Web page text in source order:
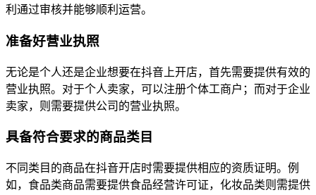
利通过审核并能够顺利运营。
准备好营业执照
无论是个人还是企业想要在抖音上开店，首先需要提供有效的
营业执照。对于个人卖家，可以注册个体工商户；而对于企业
卖家，则需要提供公司的营业执照。
具备符合要求的商品类目
不同类目的商品在抖音开店时需要提供相应的资质证明。例
如，食品类商品需要提供食品经营许可证，化妆品类则需提供